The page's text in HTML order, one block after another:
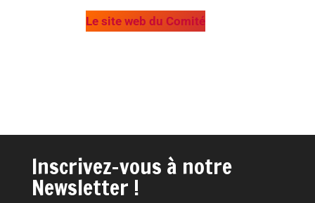
Le site web du Comité
Inscrivez-vous à notre
Newsletter !